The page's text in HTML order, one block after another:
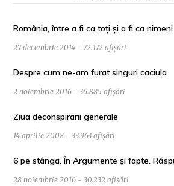
România, între a fi ca toți și a fi ca nimeni
27 decembrie 2014 - 72.172 afișări
Despre cum ne-am furat singuri caciula
2 noiembrie 2016 - 36.885 afișări
Ziua deconspirarii generale
14 aprilie 2008 - 33.963 afișări
6 pe stânga. În Argumente și fapte.
28 noiembrie 2016 - 30.232 afișări